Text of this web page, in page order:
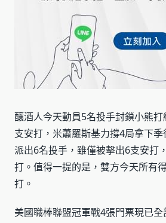
釀酒人今天動員5名投手封鎖小熊
支安打，米蕭羅斯基力撐4局拿下
派出6名投手，雖僅被擊出6支安打
打。值得一提的是，雙方今天所有
打。
美國職棒聯盟冠軍戰4張門票現已